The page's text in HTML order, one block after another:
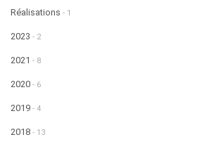
Réalisations - 1
2023 - 2
2021 - 8
2020 - 6
2019 - 4
2018 - 13